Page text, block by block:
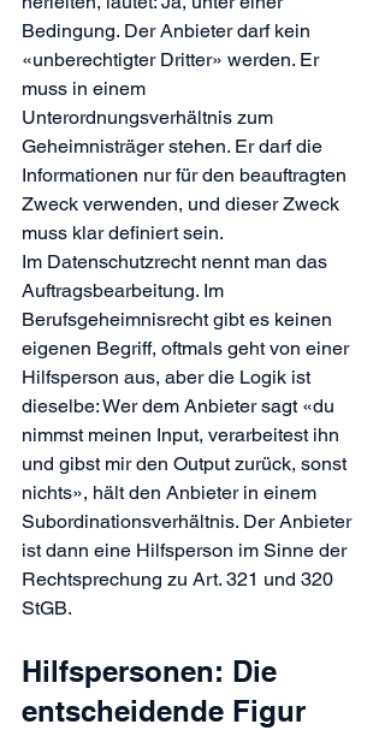
Bedingung. Der Anbieter darf kein
«unberechtigter Dritter» werden. Er
muss in einem
Unterordnungsverhältnis zum
Geheimnisträger stehen. Er darf die
Informationen nur für den beauftragten
Zweck verwenden, und dieser Zweck
muss klar definiert sein.
Im Datenschutzrecht nennt man das
Auftragsbearbeitung. Im
Berufsgeheimnisrecht gibt es keinen
eigenen Begriff, oftmals geht von einer
Hilfsperson aus, aber die Logik ist
dieselbe: Wer dem Anbieter sagt «du
nimmst meinen Input, verarbeitest ihn
und gibst mir den Output zurück, sonst
nichts», hält den Anbieter in einem
Subordinationsverhältnis. Der Anbieter
ist dann eine Hilfsperson im Sinne der
Rechtsprechung zu Art. 321 und 320
StGB.
Hilfspersonen: Die
entscheidende Figur